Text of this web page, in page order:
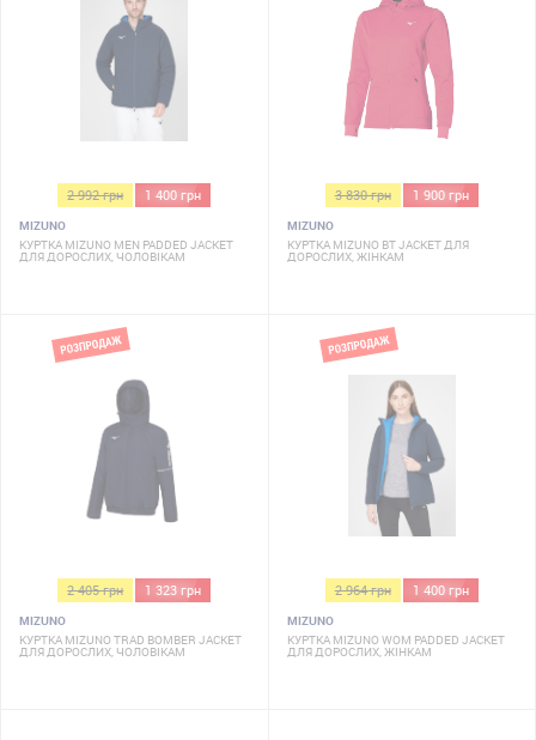
2 992 грн 1 400 грн
MIZUNO
КУРТКА MIZUNO MEN PADDED JACKET
ДЛЯ ДОРОСЛИХ, ЧОЛОВІКАМ
3 830 грн 1 900 грн
MIZUNO
КУРТКА MIZUNO BT JACKET ДЛЯ
ДОРОСЛИХ, ЖІНКАМ
2 405 грн 1 323 грн
MIZUNO
КУРТКА MIZUNO TRAD BOMBER JACKET
ДЛЯ ДОРОСЛИХ, ЧОЛОВІКАМ
2 964 грн 1 400 грн
MIZUNO
КУРТКА MIZUNO WOM PADDED JACKET
ДЛЯ ДОРОСЛИХ, ЖІНКАМ